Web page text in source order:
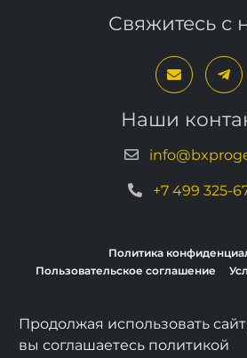
Свяжитесь с
Наши
+7 499 325-
Политика
Пользовательское соглашение
Copyright © 2013–2026,
Продолжая использовать
вы соглашаетесь политикой